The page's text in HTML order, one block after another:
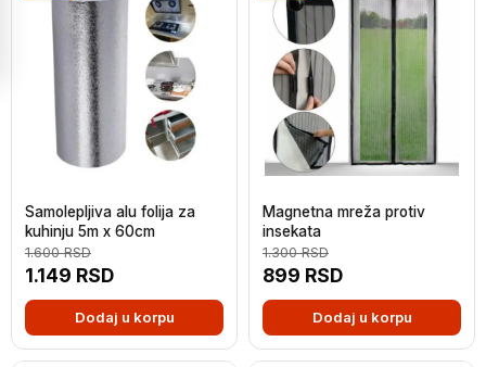
Samolepljiva alu folija za
kuhinju 5m x 60cm
1.149 RSD
1.600RSD
Dodaj u korpu
Magnetna mreža protiv
insekata
899 RSD
1.300RSD
Dodaj u korpu